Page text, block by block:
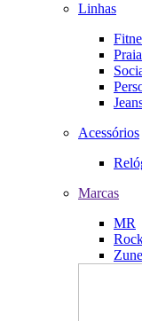
Linhas
Praia
Acessórios
Marcas
MR